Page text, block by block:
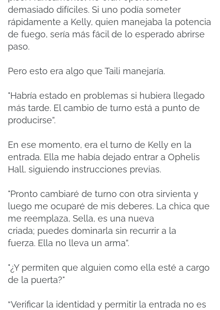
demasiado difíciles. Si uno podía someter
rápidamente a Kelly, quien manejaba la potencia
de fuego, sería más fácil de lo esperado abrirse
paso.
Pero esto era algo que Taili manejaría.
"Habría estado en problemas si hubiera llegado
más tarde. El cambio de turno está a punto de
producirse”.
En ese momento, era el turno de Kelly en la
entrada. Ella me había dejado entrar a Ophelis
Hall, siguiendo instrucciones previas.
"Pronto cambiaré de turno con otra sirvienta y
luego me ocuparé de mis deberes. La chica que
me reemplaza, Sella, es una nueva
criada; puedes dominarla sin recurrir a la
fuerza. Ella no lleva un arma”.
"¿Y permiten que alguien como ella esté a cargo
de la puerta?"
“Verificar la identidad y permitir la entrada no es